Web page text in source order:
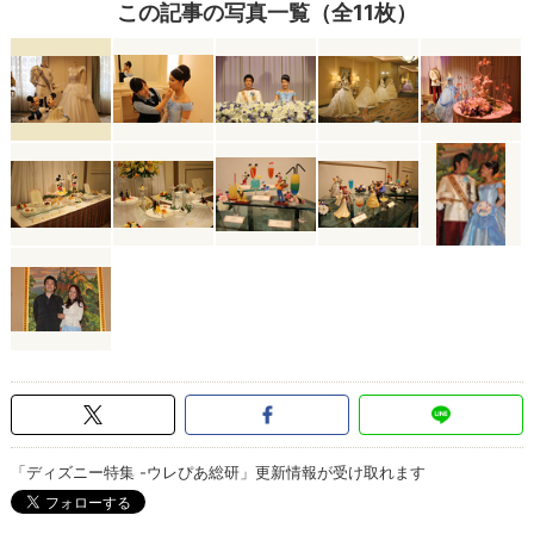
この記事の写真一覧（全11枚）
「ディズニー特集 -ウレぴあ総研」更新情報が受け取れます